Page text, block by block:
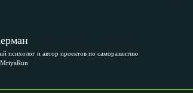
психолог и автор проектов по саморазвитию